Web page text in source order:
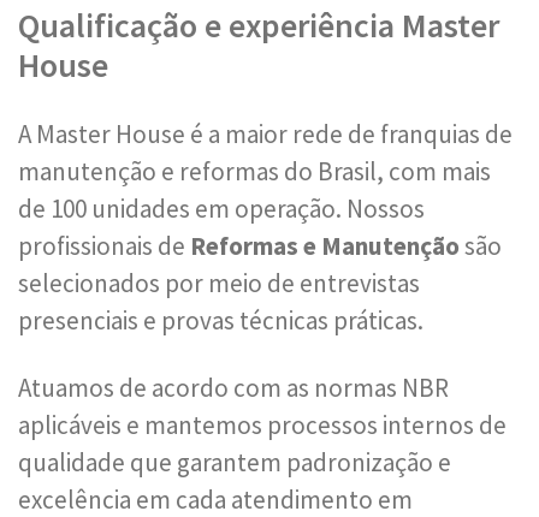
Qualificação e experiência Master
House
A Master House é a maior rede de franquias de
manutenção e reformas do Brasil, com mais
de 100 unidades em operação. Nossos
profissionais de Reformas e Manutençãosão
selecionados por meio de entrevistas
presenciais e provas técnicas práticas.
Atuamos de acordo com as normas NBR
aplicáveis e mantemos processos internos de
qualidade que garantem padronização e
excelência em cada atendimento em